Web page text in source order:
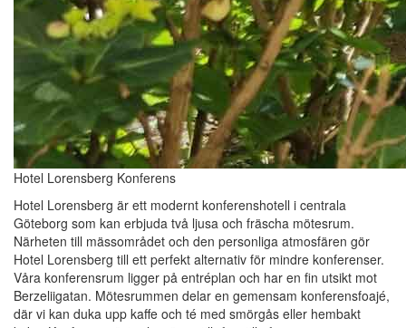
Hotel Lorensberg Konferens
Hotel Lorensberg är ett modernt konferenshotell i centrala
Göteborg som kan erbjuda två ljusa och fräscha mötesrum.
Närheten till mässområdet och den personliga atmosfären gör
Hotel Lorensberg till ett perfekt alternativ för mindre konferenser.
Våra konferensrum ligger på entréplan och har en fin utsikt mot
Berzeliigatan. Mötesrummen delar en gemensam konferensfoajé,
där vi kan duka upp kaffe och té med smörgås eller hembakt